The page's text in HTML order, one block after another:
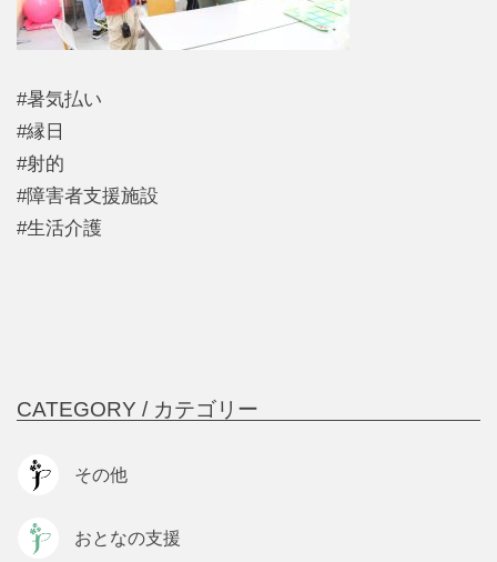
#暑気払い
#縁日
#射的
#障害者支援施設
#生活介護
CATEGORY / カテゴリー
その他
おとなの支援